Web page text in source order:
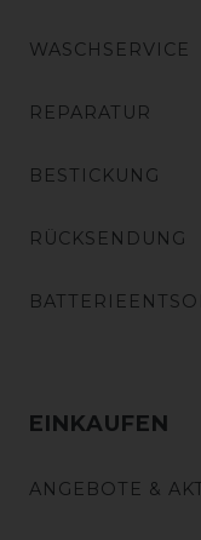
WASCHSERVICE
REPARATUR
BESTICKUNG
RÜCKSENDUNG
EINKAUFEN
ANGEBOTE &